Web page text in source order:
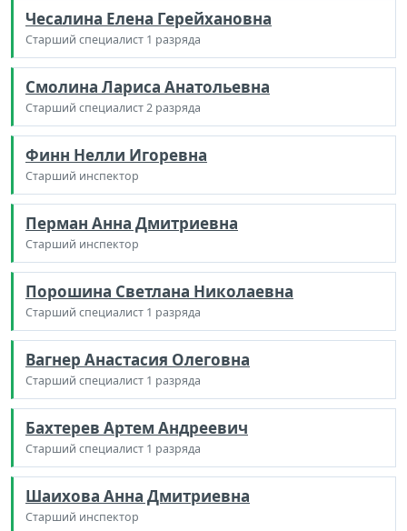
Чесалина Елена Герейхановна
Старший специалист 1 разряда
Смолина Лариса Анатольевна
Старший специалист 2 разряда
Финн Нелли Игоревна
Старший инспектор
Перман Анна Дмитриевна
Старший инспектор
Порошина Светлана Николаевна
Старший специалист 1 разряда
Вагнер Анастасия Олеговна
Старший специалист 1 разряда
Бахтерев Артем Андреевич
Старший специалист 1 разряда
Шаихова Анна Дмитриевна
Старший инспектор